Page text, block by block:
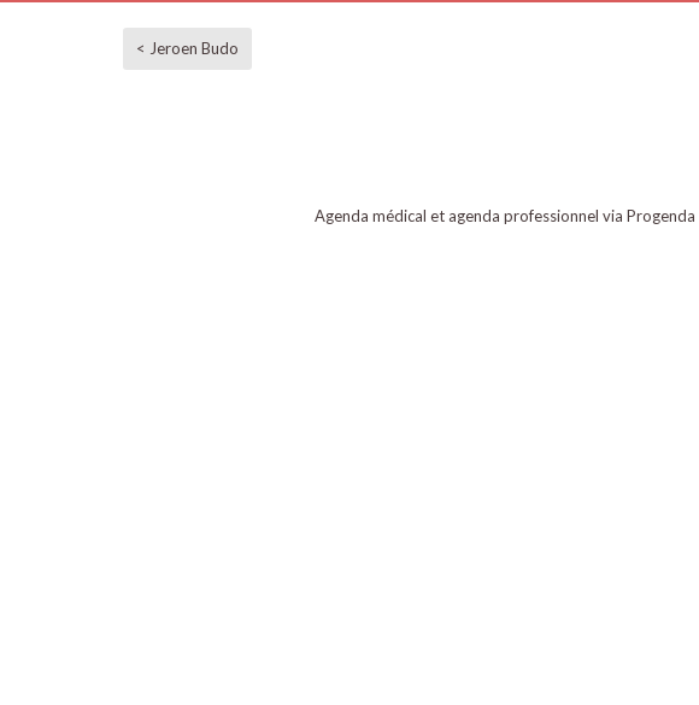
< Jeroen Budo
Agenda médical et agenda professionnel via Progenda